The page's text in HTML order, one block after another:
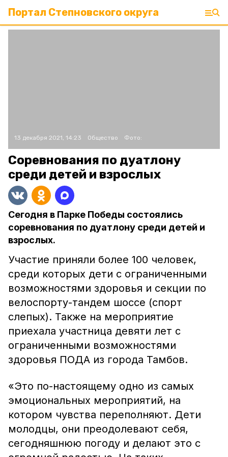
Портал Степновского округа
13 декабря 2021, 14:23 Общество Фото:
Соревнования по дуатлону
среди детей и взрослых
Сегодня в Парке Победы состоялись
соревнования по дуатлону среди детей и
взрослых.
Участие приняли более 100 человек,
среди которых дети с ограниченными
возможностями здоровья и секции по
велоспорту-тандем шоссе (спорт
слепых). Также на мероприятие
приехала участница девяти лет с
ограниченными возможностями
здоровья ПОДА из города Тамбов.
«Это по-настоящему одно из самых
эмоциональных мероприятий, на
котором чувства переполняют. Дети
молодцы, они преодолевают себя,
сегодняшнюю погоду и делают это с